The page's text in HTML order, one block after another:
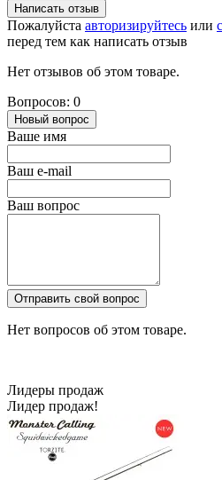
Написать отзыв
Пожалуйста авторизируйтесь или
перед тем как написать отзыв
Нет отзывов об этом товаре.
Вопросов: 0
Новый вопрос
Ваше имя
Ваш e-mail
Ваш вопрос
Отправить свой вопрос
Нет вопросов об этом товаре.
Лидеры продаж
Лидер продаж!